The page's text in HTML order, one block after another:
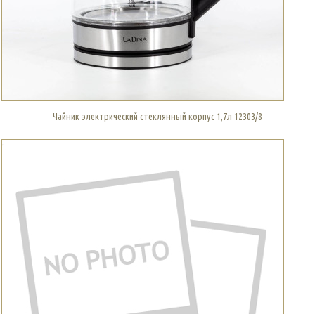
Чайник электрический стеклянный корпус 1,7л 12303/8